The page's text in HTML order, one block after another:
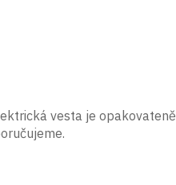
vesta je opakovateně